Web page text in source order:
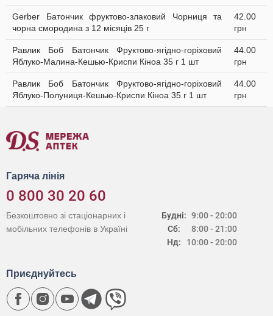
Gerber Батончик фруктово-злаковий Чорниця та
чорна смородина з 12 місяців 25 г
42.00
грн
Равлик Боб Батончик Фруктово-ягідно-горіховий
Яблуко-Малина-Кешью-Криспи Кіноа 35 г 1 шт
44.00
грн
Равлик Боб Батончик Фруктово-ягідно-горіховий
Яблуко-Полуниця-Кешью-Криспи Кіноа 35 г 1 шт
44.00
грн
Гаряча лінія
0 800 30 20 60
Будні:
Сб:
Нд:
9:00 - 20:00
8:00 - 21:00
10:00 - 20:00
Безкоштовно зі стаціонарних і
мобільних телефонів в Україні
Приєднуйтесь